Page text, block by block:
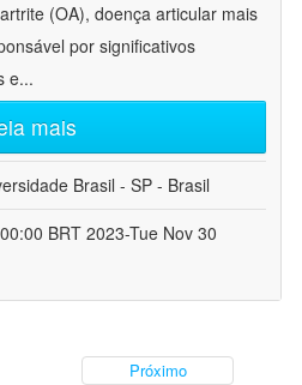
(OA), doença articular mais
por significativos
e...
mais
Brasil - SP - Brasil
BRT 2023-Tue Nov 30
Próximo